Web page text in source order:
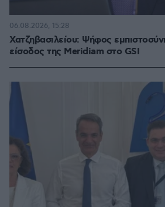
Χατζηβασιλείου: Ψήφος
είσοδος της Meridiam στο GSI
06.08.2026, 15:28